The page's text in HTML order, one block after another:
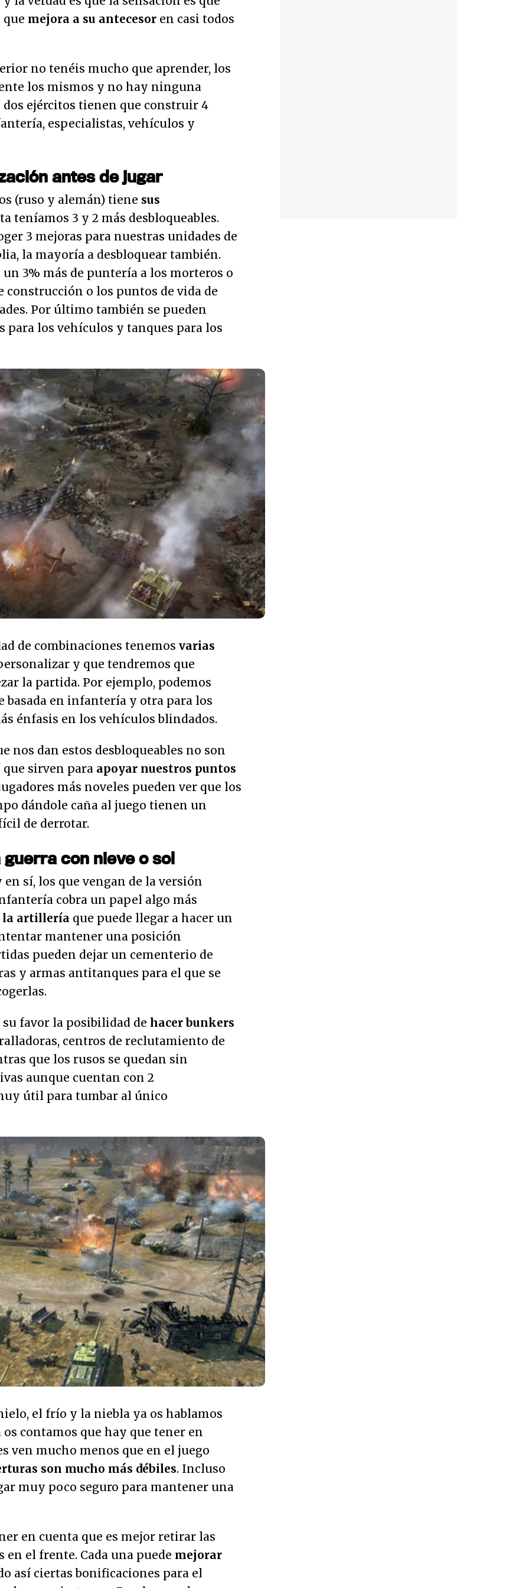
que mejora a su antecesor en casi todos
no tenéis mucho que aprender, los
los mismos y no hay ninguna
ejércitos tienen que construir 4
especialistas, vehículos y
antes de jugar
(ruso y alemán) tiene sus
teníamos 3 y 2 más desbloqueables.
3 mejoras para nuestras unidades de
la mayoría a desbloquear también.
3% más de puntería a los morteros o
construcción o los puntos de vida de
Por último también se pueden
para los vehículos y tanques para los
de combinaciones tenemos varias
y que tendremos que
la partida. Por ejemplo, podemos
basada en infantería y otra para los
énfasis en los vehículos blindados.
nos dan estos desbloqueables no son
sirven para apoyar nuestros puntos
más noveles pueden ver que los
dándole caña al juego tienen un
de derrotar.
con nieve o sol
sí, los que vengan de la versión
cobra un papel algo más
la artillería que puede llegar a hacer un
mantener una posición
pueden dejar un cementerio de
y armas antitanques para el que se
favor la posibilidad de hacer bunkers
centros de reclutamiento de
que los rusos se quedan sin
aunque cuentan con 2
útil para tumbar al único
el frío y la niebla ya os hablamos
contamos que hay que tener en
ven mucho menos que en el juego
son mucho más débiles. Incluso
muy poco seguro para mantener una
en cuenta que es mejor retirar las
en el frente. Cada una puede mejorar
así ciertas bonificaciones para el